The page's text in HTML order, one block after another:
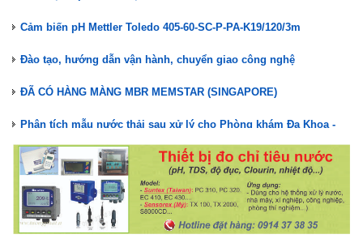
Cảm biến pH Mettler Toledo 405-60-SC-P-PA-K19/120/3m
Đào tạo, hướng dẫn vận hành, chuyển giao công nghệ
ĐÃ CÓ HÀNG MÀNG MBR MEMSTAR (SINGAPORE)
Phân tích mẫu nước thải sau xử lý cho Phòng khám Đa Khoa -
Nuôi cấy vi sinh hệ thống XLNT Phòng khám Đa Khoa Nha khoa
Kiểm tra, bảo trì hệ thống XLNT Phòng khám Đa Khoa - Nha khoa
Lắp đặt hệ thống XLNT Phòng Khám Đa Khoa Nha Khoa